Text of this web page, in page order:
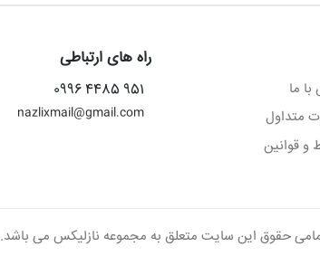
ما
متداول
و قوانین
راه های ارتباطی
951 4485 0996
nazlixmail@gmail.com
حقوق این سایت متعلق به مجموعه نازلیکس می باشد.